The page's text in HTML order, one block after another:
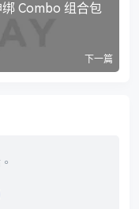
绑 Combo 组合包
下一篇